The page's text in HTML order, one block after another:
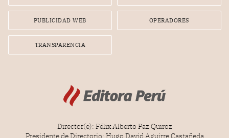
PUBLICIDAD WEB OPERADORES
TRANSPARENCIA
Director(e): Félix Alberto Paz Quiroz
Presidente de Directorio: Hugo David Aguirre Castañeda